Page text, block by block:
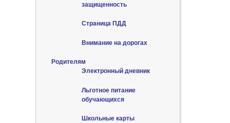
защищенность
Страница ПДД
Внимание на дорогах
Родителям
Электронный дневник
Льготное питание
обучающихся
Школьные карты